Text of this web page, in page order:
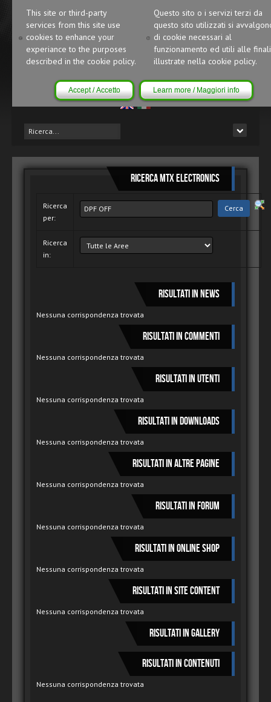
This site or third-party
services from this site use
cookies to enhance your
experiance to the purposes
described in the cookie policy.
Questo sito o i servizi terzi da
questo sito utilizzati si
di cookie necessari al
funzionamento ed utili alle
illustrate nella cookie policy.
Accept / Accetto Learn more / Maggiori info
Ricerca MTX Electronics
Ricerca
per:
Ricerca
in:
Risultati in News
Nessuna corrispondenza trovata
Risultati in Commenti
Nessuna corrispondenza trovata
Risultati in Utenti
Nessuna corrispondenza trovata
Risultati in Downloads
Nessuna corrispondenza trovata
Risultati in Altre pagine
Nessuna corrispondenza trovata
Risultati in Forum
Nessuna corrispondenza trovata
Risultati in Online Shop
Nessuna corrispondenza trovata
Risultati in Site Content
Nessuna corrispondenza trovata
Risultati in Gallery
Risultati in Contenuti
Nessuna corrispondenza trovata